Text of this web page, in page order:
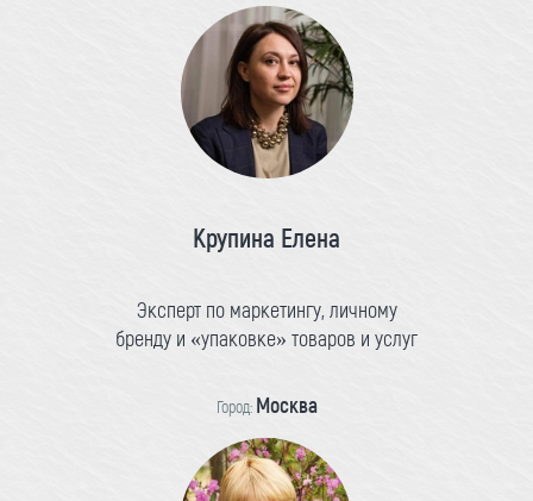
Крупина Елена
Эксперт по маркетингу, личному
бренду и «упаковке» товаров и услуг
Город: Москва